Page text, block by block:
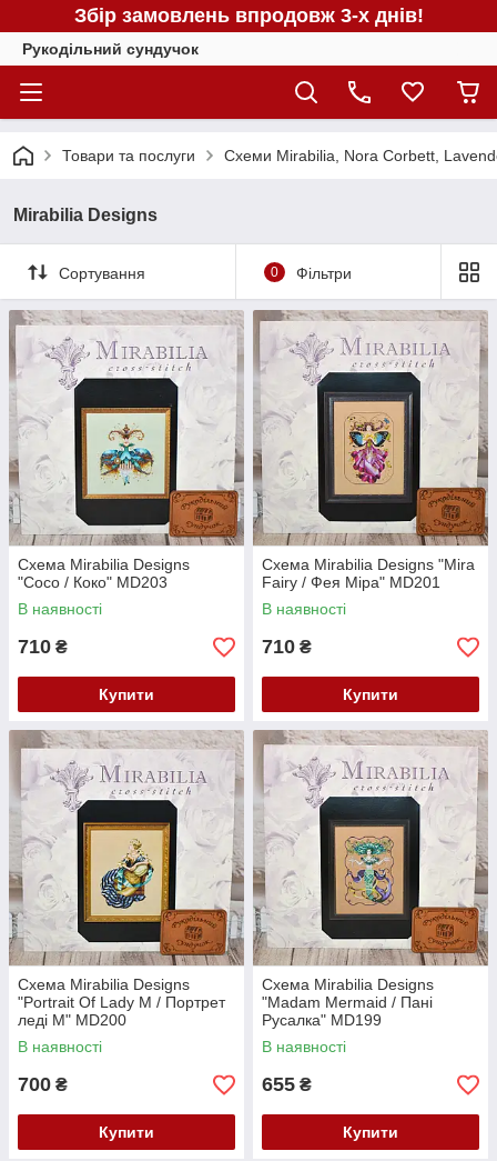
Збір замовлень впродовж 3-х днів!
Рукодільний сундучок
Товари та послуги Схеми Mirabilia, Nora Corbett,
Mirabilia Designs
Сортування 0 Фільтри
Схема Mirabilia Designs
"Coco / Коко" MD203
В наявності
710 ₴
Купити
Схема Mirabilia Designs "Mira
Fairy / Фея Міра" MD201
В наявності
710 ₴
Купити
Схема Mirabilia Designs
"Portrait Of Lady M / Портрет
леді М" MD200
В наявності
700 ₴
Купити
Схема Mirabilia Designs
"Madam Mermaid / Пані
Русалка" MD199
В наявності
655 ₴
Купити